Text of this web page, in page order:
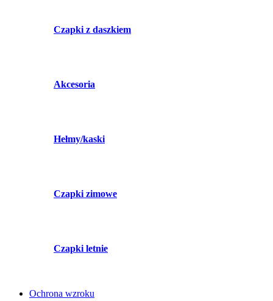
Czapki z daszkiem
Akcesoria
Hełmy/kaski
Czapki zimowe
Czapki letnie
Ochrona wzroku